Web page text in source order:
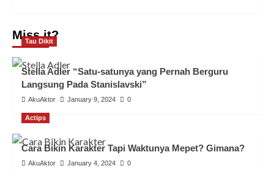
Miss it?
Tau Dikit
Stella Adler “Satu-satunya yang Pernah Berguru
Langsung Pada Stanislavski”
AkuAktor January 9, 2024 0
Actips
Cara Bikin Karakter Tapi Waktunya Mepet? Gimana?
AkuAktor January 4, 2024 0